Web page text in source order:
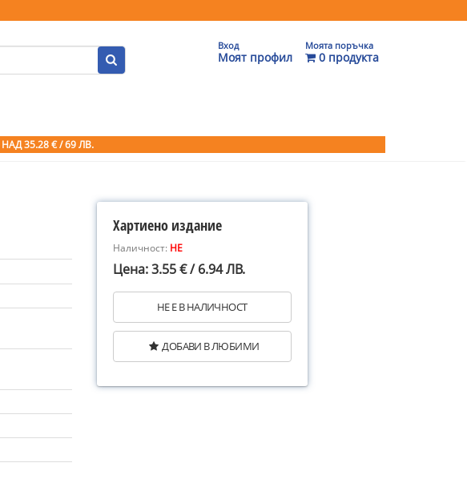
Вход
Моят профил
Моята поръчка
0 продукта
НАД 35.28 € / 69 ЛВ.
Хартиено издание
Наличност: НЕ
Цена: 3.55 € / 6.94 ЛВ.
НЕ Е В НАЛИЧНОСТ
ДОБАВИ В ЛЮБИМИ